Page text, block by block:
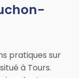
pratiques sur
à Tours.